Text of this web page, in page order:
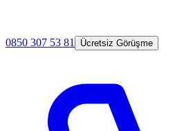
0850 307 53 81 Ücretsiz Görüşme